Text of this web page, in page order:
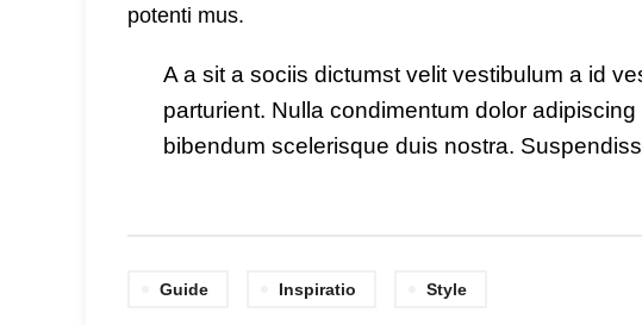
potenti mus.
A a sit a sociis dictumst velit vestibulum a id
parturient. Nulla condimentum dolor
bibendum scelerisque duis nostra.
Guide Inspiratio Style